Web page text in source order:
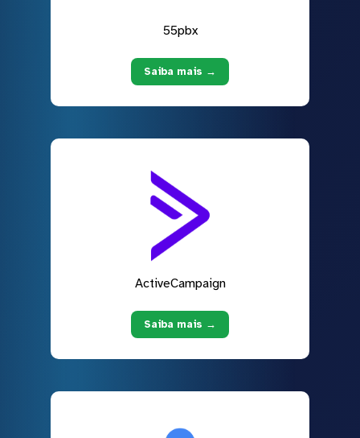
55pbx
Saiba mais →
ActiveCampaign
Saiba mais →